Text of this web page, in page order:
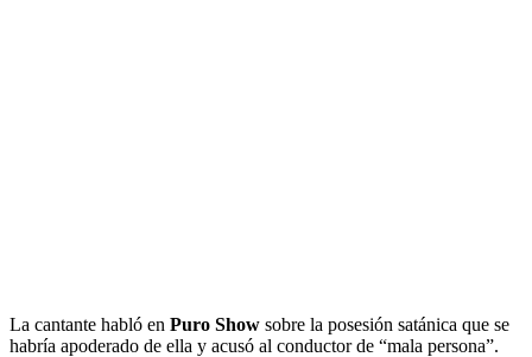
La cantante habló en Puro Show sobre la posesión satánica que se
habría apoderado de ella y acusó al conductor de “mala persona”.